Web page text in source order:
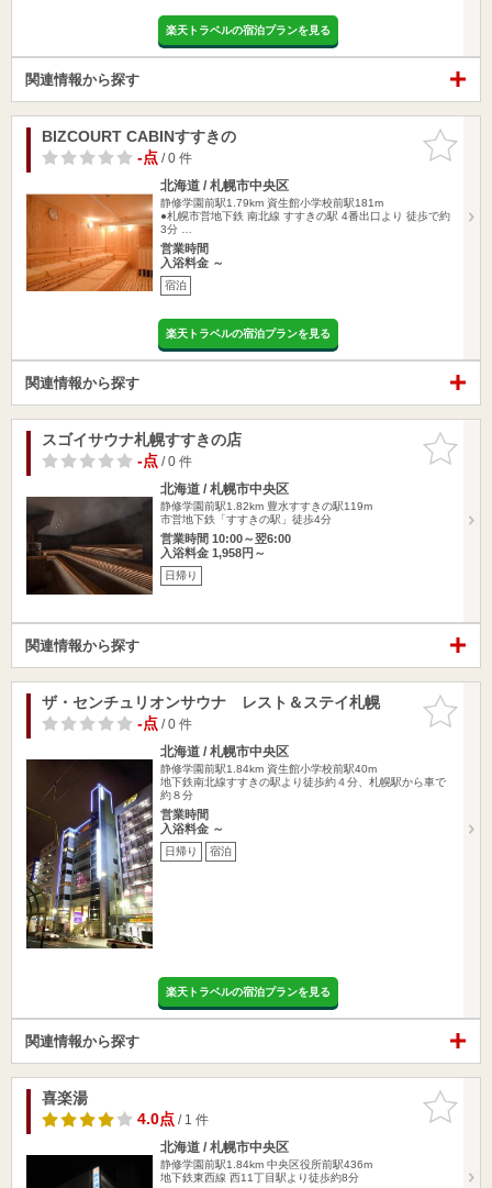
楽天トラベルの宿泊プランを見る
関連情報から探す
お気に入
りに追加
BIZCOURT CABINすすきの
-点/ 0 件
北海道 / 札幌市中央区
静修学園前駅1.79km 資生館小学校前駅181m
●札幌市営地下鉄 南北線 すすきの駅 4番出口より 徒歩で約
3分 …
営業時間
入浴料金 ～
宿泊
楽天トラベルの宿泊プランを見る
関連情報から探す
お気に入
りに追加
スゴイサウナ札幌すすきの店
-点/ 0 件
北海道 / 札幌市中央区
静修学園前駅1.82km 豊水すすきの駅119m
市営地下鉄「すすきの駅」徒歩4分
営業時間 10:00～翌6:00
入浴料金 1,958円～
日帰り
関連情報から探す
お気に入
りに追加
ザ・センチュリオンサウナ レスト＆ステイ札幌
-点/ 0 件
北海道 / 札幌市中央区
静修学園前駅1.84km 資生館小学校前駅40m
地下鉄南北線すすきの駅より徒歩約４分、札幌駅から車で
約８分
営業時間
入浴料金 ～
日帰り 宿泊
楽天トラベルの宿泊プランを見る
関連情報から探す
お気に入
りに追加
喜楽湯
4.0点/ 1 件
北海道 / 札幌市中央区
静修学園前駅1.84km 中央区役所前駅436m
地下鉄東西線 西11丁目駅より徒歩約8分